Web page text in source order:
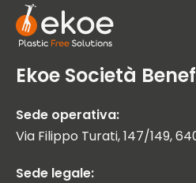
Ekoe Società
Sede operativa:
Via Filippo Turati, 147/149,
Sede legale: